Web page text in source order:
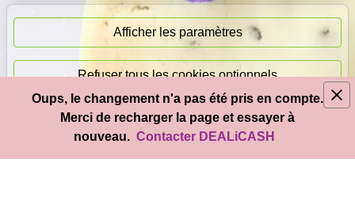
Afficher les paramètres
Refuser tous les cookies optionnels
Accepter tous les cookies
immédiat
© 2026 DEALiCASH- Tous droits réservés
Oups, le changement n'a pas été pris en compte.
Merci de recharger la page et essayer à
nouveau. Contacter DEALiCASH